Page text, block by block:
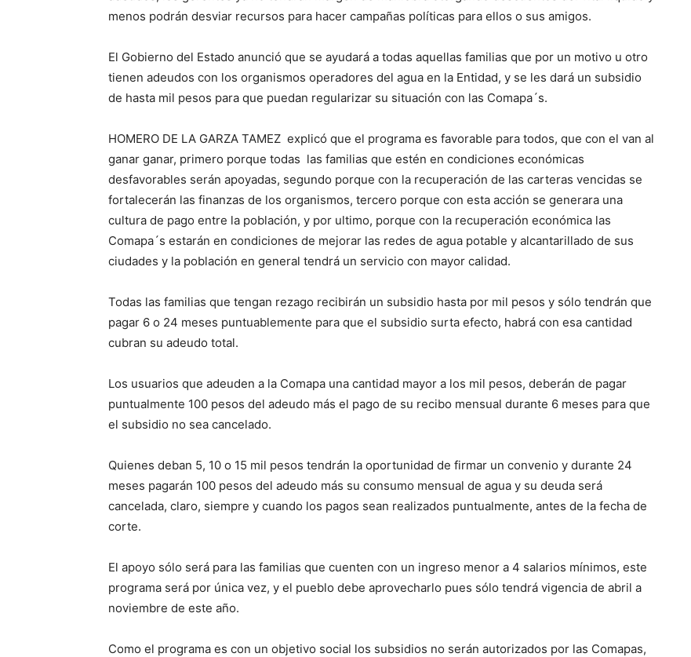
menos podrán desviar recursos para hacer campañas políticas para ellos o sus amigos.
El Gobierno del Estado anunció que se ayudará a todas aquellas familias que por un motivo u otro
tienen adeudos con los organismos operadores del agua en la Entidad, y se les dará un subsidio
de hasta mil pesos para que puedan regularizar su situación con las Comapa´s.
HOMERO DE LA GARZA TAMEZ explicó que el programa es favorable para todos, que con el van al
ganar ganar, primero porque todas las familias que estén en condiciones económicas
desfavorables serán apoyadas, segundo porque con la recuperación de las carteras vencidas se
fortalecerán las finanzas de los organismos, tercero porque con esta acción se generara una
cultura de pago entre la población, y por ultimo, porque con la recuperación económica las
Comapa´s estarán en condiciones de mejorar las redes de agua potable y alcantarillado de sus
ciudades y la población en general tendrá un servicio con mayor calidad.
Todas las familias que tengan rezago recibirán un subsidio hasta por mil pesos y sólo tendrán que
pagar 6 o 24 meses puntuablemente para que el subsidio surta efecto, habrá con esa cantidad
cubran su adeudo total.
Los usuarios que adeuden a la Comapa una cantidad mayor a los mil pesos, deberán de pagar
puntualmente 100 pesos del adeudo más el pago de su recibo mensual durante 6 meses para que
el subsidio no sea cancelado.
Quienes deban 5, 10 o 15 mil pesos tendrán la oportunidad de firmar un convenio y durante 24
meses pagarán 100 pesos del adeudo más su consumo mensual de agua y su deuda será
cancelada, claro, siempre y cuando los pagos sean realizados puntualmente, antes de la fecha de
corte.
El apoyo sólo será para las familias que cuenten con un ingreso menor a 4 salarios mínimos, este
programa será por única vez, y el pueblo debe aprovecharlo pues sólo tendrá vigencia de abril a
noviembre de este año.
Como el programa es con un objetivo social los subsidios no serán autorizados por las Comapas,